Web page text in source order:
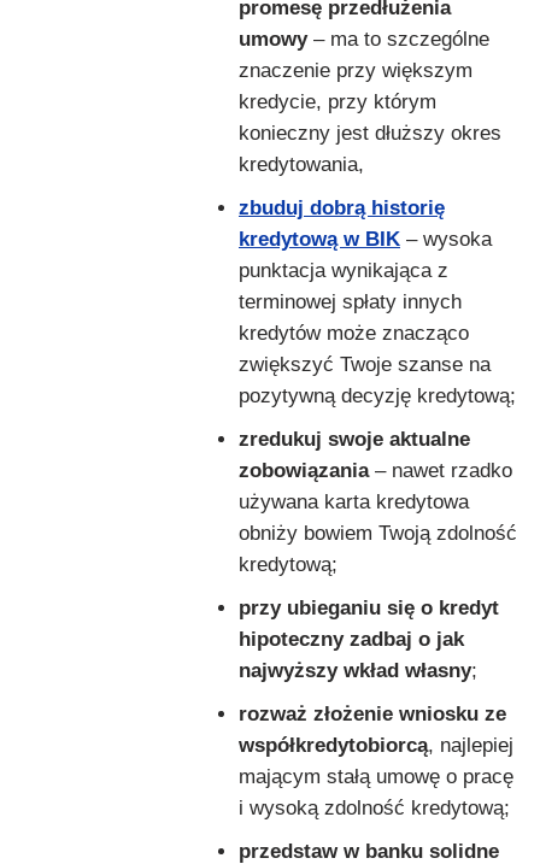
promesę przedłużenia
umowy– ma to szczególne
znaczenie przy większym
kredycie, przy którym
konieczny jest dłuższy okres
kredytowania,
zbuduj dobrą historię
kredytową w BIK – wysoka
punktacja wynikająca z
terminowej spłaty innych
kredytów może znacząco
zwiększyć Twoje szanse na
pozytywną decyzję kredytową;
zredukuj swoje aktualne
zobowiązania– nawet rzadko
używana karta kredytowa
obniży bowiem Twoją zdolność
kredytową;
przy ubieganiu się o kredyt
hipoteczny zadbaj o jak
najwyższy wkład własny;
rozważ złożenie wniosku ze
współkredytobiorcą, najlepiej
mającym stałą umowę o pracę
i wysoką zdolność kredytową;
przedstaw w banku solidne